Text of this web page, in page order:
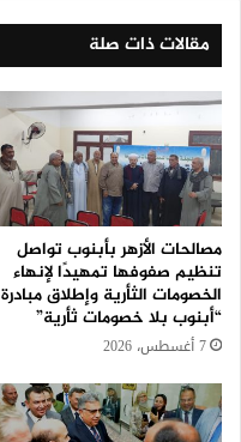
مقالات ذات صلة
مصالحات الأزهر بأبنوب تواصل
تنظيم صفوفها تمهيدًا لإنهاء
الخصومات الثأرية وإطلاق مبادرة
“أبنوب بلا خصومات ثأرية”
7 أغسطس، 2026